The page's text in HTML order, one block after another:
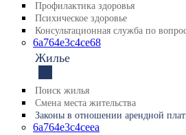
Профилактика здоровья
Психическое здоровье
Консультационная служба по
6a764e3c4ce68
Жилье
Поиск жилья
Смена места жительства
Законы в отношении арендной
6a764e3c4ceea